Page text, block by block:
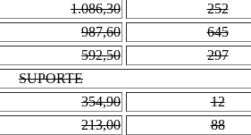
1.086,30
252
987,60
645
592,50
297
SUPORTE
354,90
12
213,00 88